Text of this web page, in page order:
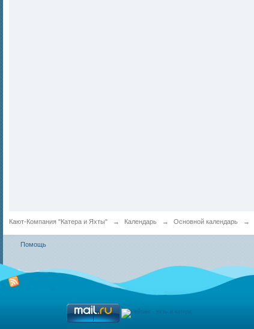
Кают-Компания "Катера и Яхты" → Календарь → Основной календарь →
Помощь